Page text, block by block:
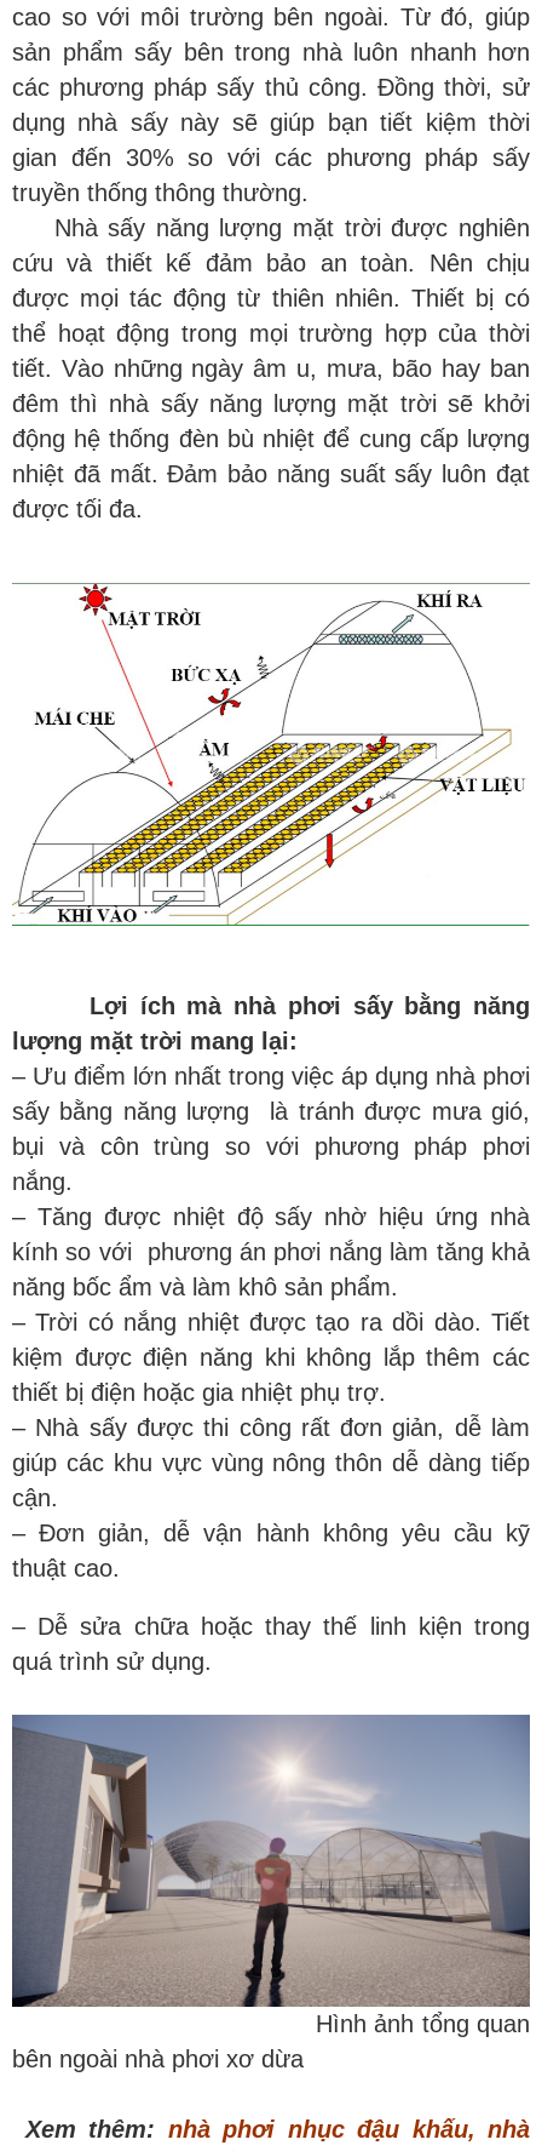
cao so với môi trường bên ngoài. Từ đó, giúp
sản phẩm sấy bên trong nhà luôn nhanh hơn
các phương pháp sấy thủ công. Đồng thời, sử
dụng nhà sấy này sẽ giúp bạn tiết kiệm thời
gian đến 30% so với các phương pháp sấy
truyền thống thông thường.
Nhà sấy năng lượng mặt trời được nghiên
cứu và thiết kế đảm bảo an toàn. Nên chịu
được mọi tác động từ thiên nhiên. Thiết bị có
thể hoạt động trong mọi trường hợp của thời
tiết. Vào những ngày âm u, mưa, bão hay ban
đêm thì nhà sấy năng lượng mặt trời sẽ khởi
động hệ thống đèn bù nhiệt để cung cấp lượng
nhiệt đã mất. Đảm bảo năng suất sấy luôn đạt
được tối đa.
ích mà nhà phơi sấy bằng năng
lượng mặt trời mang lại:
– Ưu điểm lớn nhất trong việc áp dụng nhà phơi
sấy bằng năng lượng là tránh được mưa gió,
bụi và côn trùng so với phương pháp phơi
nắng.
– Tăng được nhiệt độ sấy nhờ hiệu ứng nhà
kính so với phương án phơi nắng làm tăng khả
năng bốc ẩm và làm khô sản phẩm.
– Trời có nắng nhiệt được tạo ra dồi dào. Tiết
kiệm được điện năng khi không lắp thêm các
thiết bị điện hoặc gia nhiệt phụ trợ.
– Nhà sấy được thi công rất đơn giản, dễ làm
giúp các khu vực vùng nông thôn dễ dàng tiếp
cận.
– Đơn giản, dễ vận hành không yêu cầu kỹ
thuật cao.
– Dễ sửa chữa hoặc thay thế linh kiện trong
quá trình sử dụng.
Hình ảnh tổng quan
bên ngoài nhà phơi xơ dừa
Xem thêm: nhà phơi nhục đậu khấu, nhà